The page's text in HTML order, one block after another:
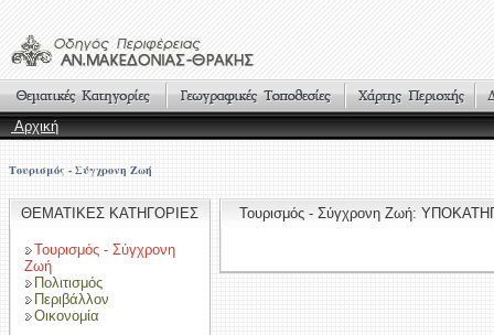
Αρχική
Τουρισμός - Σύγχρονη Ζωή
ΘΕΜΑΤΙΚΕΣ ΚΑΤΗΓΟΡΙΕΣ
Τουρισμός - Σύγχρονη
Ζωή
Πολιτισμός
Περιβάλλον
Οικονομία
Τουρισμός - Σύγχρονη Ζωή: